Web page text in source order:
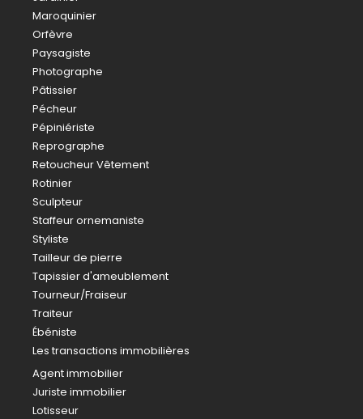
Maroquinier
Orfèvre
Paysagiste
Photographe
Pâtissier
Pécheur
Pépiniériste
Reprographe
Retoucheur Vêtement
Rotinier
Sculpteur
Staffeur ornemaniste
Styliste
Tailleur de pierre
Tapissier d'ameublement
Tourneur/Fraiseur
Traiteur
Ébéniste
Les transactions immobilières
Agent immobilier
Juriste immobilier
Lotisseur